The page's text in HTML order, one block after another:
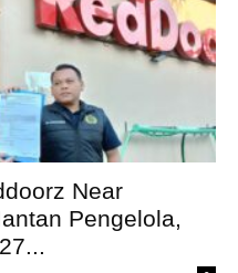
Near
Pengelola,